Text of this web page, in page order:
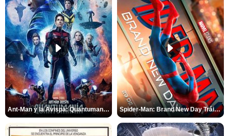
Ant-Man y la Avispa: Quantumanía Tráiler (2) Spider-Man: Brand New Day Tráiler (3)